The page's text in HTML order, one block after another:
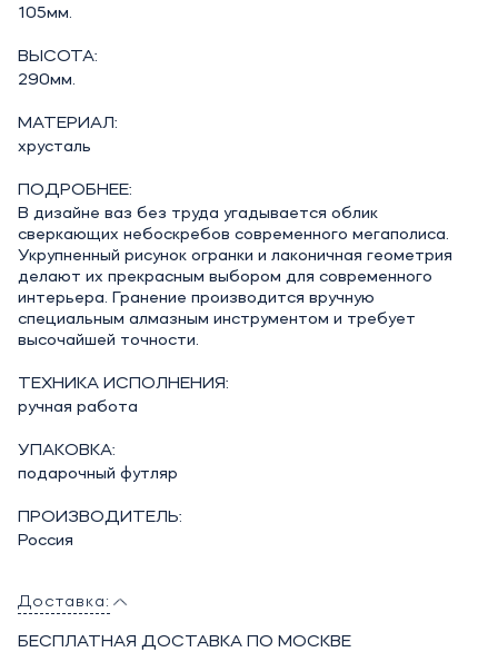
105мм.
ВЫСОТА:
290мм.
МАТЕРИАЛ:
хрусталь
ПОДРОБНЕЕ:
В дизайне ваз без труда угадывается облик
сверкающих небоскребов современного мегаполиса.
Укрупненный рисунок огранки и лаконичная геометрия
делают их прекрасным выбором для современного
интерьера. Гранение производится вручную
специальным алмазным инструментом и требует
высочайшей точности.
ТЕХНИКА ИСПОЛНЕНИЯ:
ручная работа
УПАКОВКА:
подарочный футляр
ПРОИЗВОДИТЕЛЬ:
Россия
Доставка:
БЕСПЛАТНАЯ ДОСТАВКА ПО МОСКВЕ